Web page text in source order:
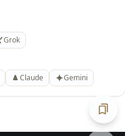
Grok
Claude Gemini
匯